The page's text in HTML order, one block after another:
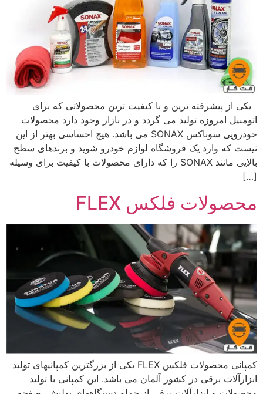
یکی از پیشرفته ترین و با کیفیت ترین محصولاتی که برای
اتومبیل امروزه تولید می گردد و در بازار وجود دارد محصولات
خودرویی سوناکس SONAX می باشد. هیچ احساسی بهتر از این
نیست که وارد یک فروشگاه لوازم خودرو شوید و برندهای سطح
بالایی مانند SONAX را که دارای محصولات با کیفیت برای وسیله
[…]
محصولات فلکس FLEX
کمپانی محصولات فلکس FLEX یکی از بزرگترین کمپانیهای تولید
ابزارآلات برقی در کشور آلمان می باشد. این کمپانی با تولید